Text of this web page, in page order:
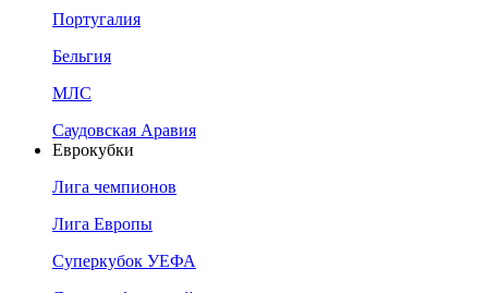
Португалия
Бельгия
МЛС
Саудовская Аравия
Еврокубки
Лига чемпионов
Лига Европы
Суперкубок УЕФА